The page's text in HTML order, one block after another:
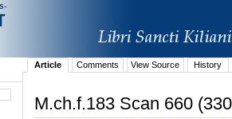
Article Comments View Source History
M.ch.f.183 Scan 660